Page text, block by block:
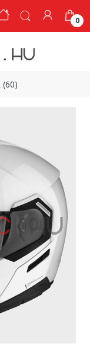
0
(60)
0